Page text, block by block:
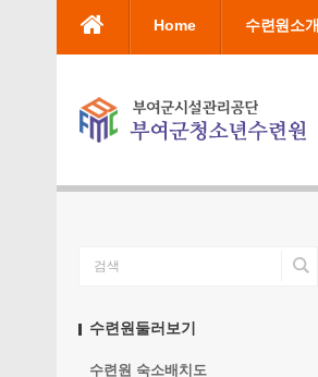
본문으로 바로가기
Home 수련원소개
수련원둘러보기
수련원 숙소배치도